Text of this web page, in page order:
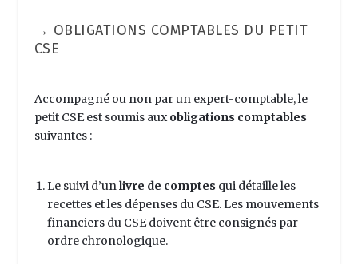
→ OBLIGATIONS COMPTABLES DU PETIT
CSE
Accompagné ou non par un expert-comptable, le
petit CSE est soumis auxobligations comptables
suivantes :
Le suivi d’un livre de comptes qui détaille les
recettes et les dépenses du CSE. Les mouvements
financiers du CSE doivent être consignés par
ordre chronologique.